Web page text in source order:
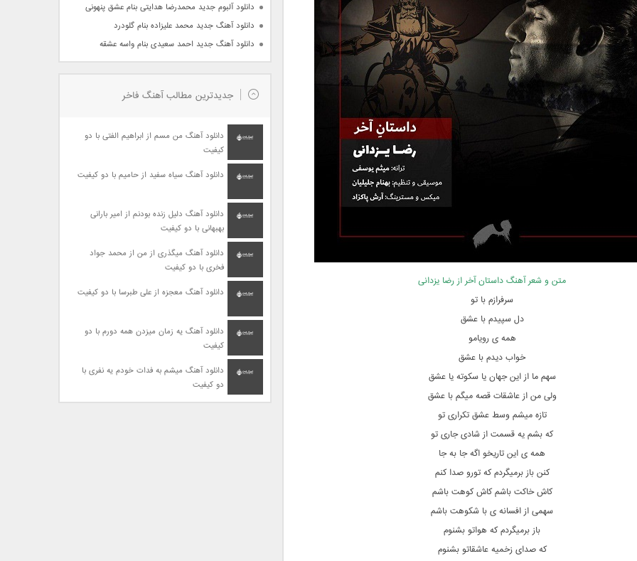
متن و شعر آهنگ داستان آخر از رضا یزدانی
سرفرازم با تو
دل سپیدم با عشق
همه ی رویامو
خواب دیدم با عشق
سهم ما از این جهان یا سکوته یا عشق
ولی من از عاشقات قصه میگم با عشق
تازه میشم وسط عشق تکراری تو
که بشم یه قسمت از شادی جاری تو
همه ی این تاریخو اگه جا به جا
کنن باز برمیگردم که تورو صدا کنم
کاش خاکت باشم کاش کوهت باشم
سهمی از افسانه ی با شکوهت باشم
باز برمیگردم که هواتو بشنوم
که صدای زخمیه عاشقاتو بشنوم
دانلود آلبوم جدید محمدرضا هدایتی بنام عشق پنهونی
دانلود آهنگ جدید محمد علیزاده بنام گلودرد
دانلود آهنگ جدید احمد سعیدی بنام واسه عشقه
جدیدترین مطالب آهنگ فاخر
دانلود آهنگ من مسم از ابراهیم الفتی با دو
کیفیت
دانلود آهنگ سیاه سفید از حامیم با دو کیفیت
دانلود آهنگ دلیل زنده بودنم از امیر بارانی
بهبهانی با دو کیفیت
دانلود آهنگ میگذری از من از محمد جواد
فخری با دو کیفیت
دانلود آهنگ معجزه از علی طبرسا با دو کیفیت
دانلود آهنگ یه زمان میزدن همه دورم با دو
کیفیت
دانلود آهنگ میشم به فدات خودم یه نفری با
دو کیفیت